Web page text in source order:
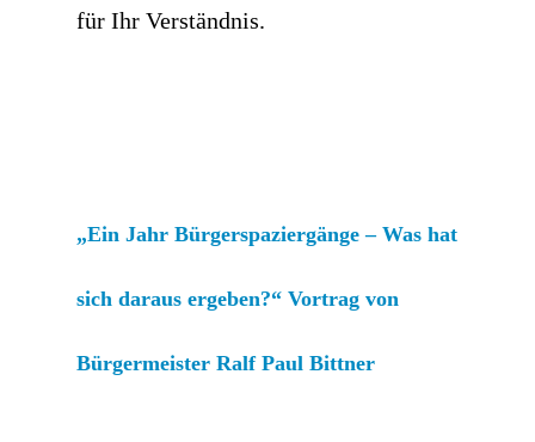
für Ihr Verständnis.
„Ein Jahr Bürgerspaziergänge – Was hat
sich daraus ergeben?“ Vortrag von
Bürgermeister Ralf Paul Bittner